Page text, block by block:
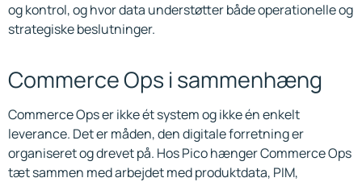
og kontrol, og hvor data understøtter både operationelle og
strategiske beslutninger.
Commerce Ops i sammenhæng
Commerce Ops er ikke ét system og ikke én enkelt
leverance. Det er måden, den digitale forretning er
organiseret og drevet på. Hos Pico hænger Commerce Ops
tæt sammen med arbejdet med produktdata, PIM,